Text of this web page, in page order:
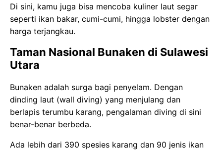
Di sini, kamu juga bisa mencoba kuliner laut segar
seperti ikan bakar, cumi-cumi, hingga lobster dengan
harga terjangkau.
Taman Nasional Bunaken di Sulawesi
Utara
Bunaken adalah surga bagi penyelam. Dengan
dinding laut (wall diving) yang menjulang dan
berlapis terumbu karang, pengalaman diving di sini
benar-benar berbeda.
Ada lebih dari 390 spesies karang dan 90 jenis ikan